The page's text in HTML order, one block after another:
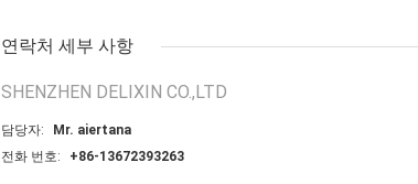
연락처 세부 사항
SHENZHEN DELIXIN CO.,LTD
담당자:
Mr. aiertana
전화 번호:
+86-13672393263